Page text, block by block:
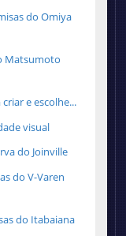
do Omiya
Matsumoto
e escolhe...
visual
do Joinville
do V-Varen
do Itabaiana